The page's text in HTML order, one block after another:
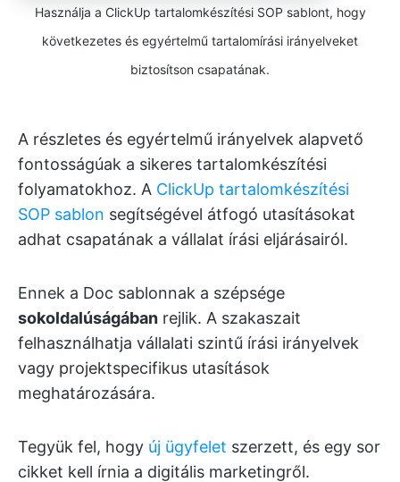
Használja a ClickUp tartalomkészítési SOP sablont, hogy
következetes és egyértelmű tartalomírási irányelveket
biztosítson csapatának.
A részletes és egyértelmű irányelvek alapvető
fontosságúak a sikeres tartalomkészítési
folyamatokhoz. A ClickUp tartalomkészítési
SOP sablon segítségével átfogó utasításokat
adhat csapatának a vállalat írási eljárásairól.
Ennek a Doc sablonnak a szépsége
sokoldalúságában rejlik. A szakaszait
felhasználhatja vállalati szintű írási irányelvek
vagy projektspecifikus utasítások
meghatározására.
Tegyük fel, hogy új ügyfelet szerzett, és egy sor
cikket kell írnia a digitális marketingről.